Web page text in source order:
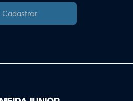
Cadastrar